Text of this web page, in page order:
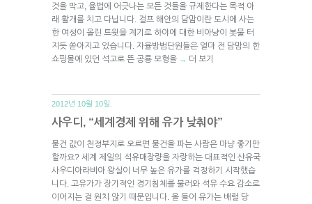
것을 막고, 율법에 어긋나는 모든 것들을 규제한다는 목적 아
래 활개를 치고 다닙니다. 걸프 해안의 담맘이란 도시에 사는
한 여성이 올린 트윗을 계기로 하야에 대한 비아냥이 봇물 터
지듯 쏟아지고 있습니다. 자율방범단원들은 얼마 전 담맘의 한
쇼핑몰에 있던 석고로 뜬 공룡 모형을 → 더 보기
2012년 10월 10일.
사우디, “세계경제 위해 유가 낮춰야”
물건 값이 천정부지로 오르면 물건을 파는 사람은 마냥 좋기만
할까요? 세계 제일의 석유매장량을 자랑하는 대표적인 산유국
사우디아라비아 왕실이 너무 높은 유가를 걱정하기 시작했습
니다. 고유가가 장기적인 경기침체를 불러와 석유 수요 감소로
이어지는 걸 원치 않기 때문입니다. 올 들어 유가는 배럴 당